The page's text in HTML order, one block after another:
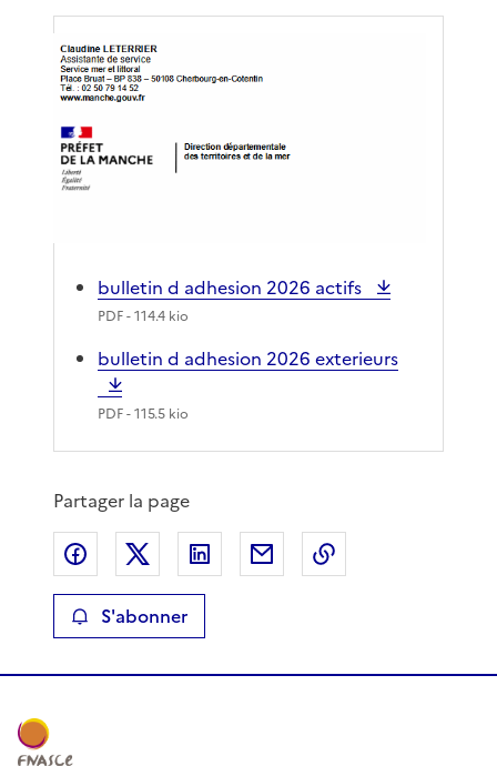
bulletin d adhesion 2026 actifs
PDF- 114.4 kio
bulletin d adhesion 2026 exterieurs
PDF- 115.5 kio
Partager la page
Partager sur Facebook
Partager sur XPartager sur LinkedIn
Partager par email
S'abonner